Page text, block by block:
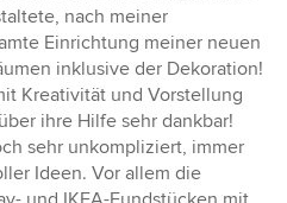
nach meiner
Einrichtung meiner neuen
inklusive der Dekoration!
Kreativität und Vorstellung
ihre Hilfe sehr dankbar!
sehr unkompliziert, immer
Ideen. Vor allem die